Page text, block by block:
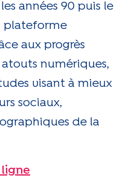
années 90 puis le
plateforme
aux progrès
numériques,
visant à mieux
sociaux,
de la